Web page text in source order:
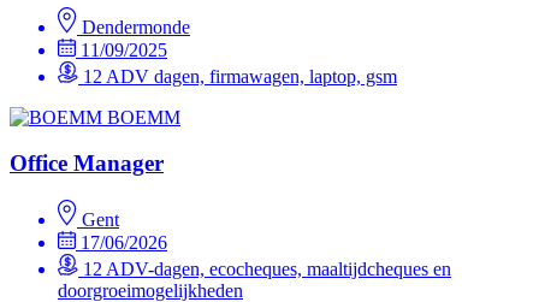
Dendermonde
11/09/2025
12 ADV dagen, firmawagen, laptop, gsm
BOEMM
Office Manager
Gent
17/06/2026
12 ADV-dagen, ecocheques, maaltijdcheques en
doorgroeimogelijkheden